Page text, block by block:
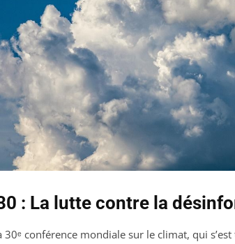
: La lutte contre la
30ᵉ conférence mondiale sur le climat, qui s’est